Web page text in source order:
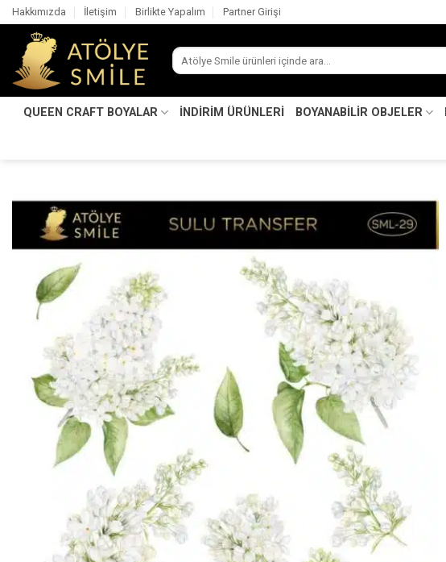
İçeriğe
atla
Hakkımızda İletişim Birlikte Yapalım Partner Girişi
Ara:
QUEEN CRAFT BOYALAR İNDİRİM ÜRÜNLERİ BOYANABİLİR OBJELER
Favorilerime